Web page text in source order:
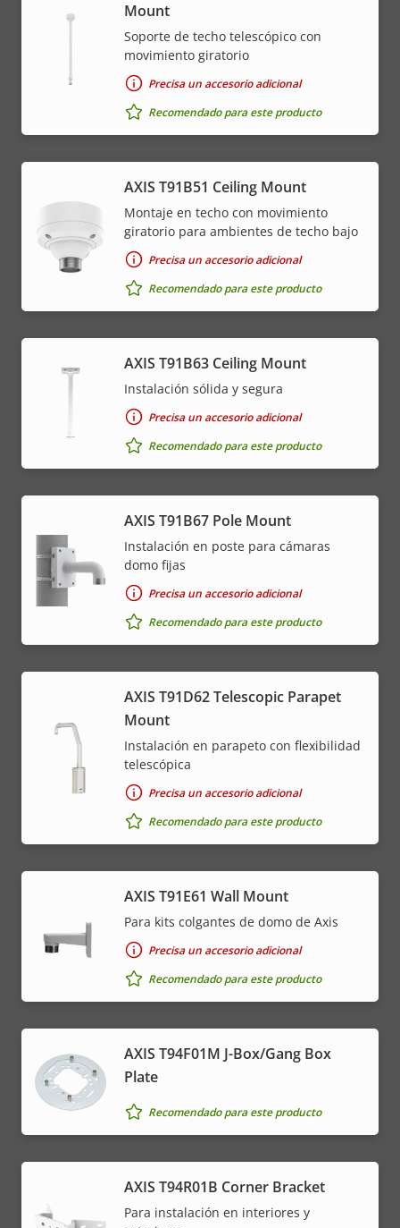
Mount
Soporte de techo telescópico con
movimiento giratorio
Precisa un accesorio adicional
Recomendado para este producto
AXIS T91B51 Ceiling Mount
Montaje en techo con movimiento
giratorio para ambientes de techo bajo
Precisa un accesorio adicional
Recomendado para este producto
AXIS T91B63 Ceiling Mount
Instalación sólida y segura
Precisa un accesorio adicional
Recomendado para este producto
AXIS T91B67 Pole Mount
Instalación en poste para cámaras
domo fijas
Precisa un accesorio adicional
Recomendado para este producto
AXIS T91D62 Telescopic Parapet
Mount
Instalación en parapeto con flexibilidad
telescópica
Precisa un accesorio adicional
Recomendado para este producto
AXIS T91E61 Wall Mount
Para kits colgantes de domo de Axis
Precisa un accesorio adicional
Recomendado para este producto
AXIS T94F01M J-Box/Gang Box
Plate
Recomendado para este producto
AXIS T94R01B Corner Bracket
Para instalación en interiores y